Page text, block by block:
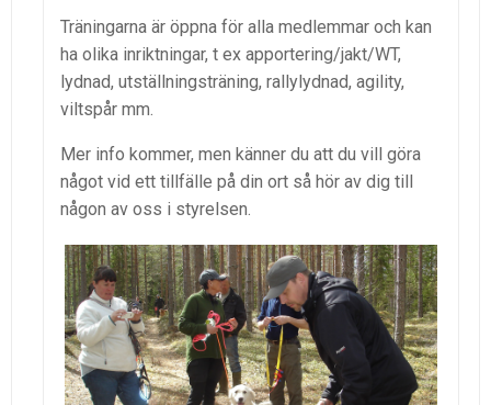
Träningarna är öppna för alla medlemmar och kan
ha olika inriktningar, t ex apportering/jakt/WT,
lydnad, utställningsträning, rallylydnad, agility,
viltspår mm.
Mer info kommer, men känner du att du vill göra
något vid ett tillfälle på din ort så hör av dig till
någon av oss i styrelsen.